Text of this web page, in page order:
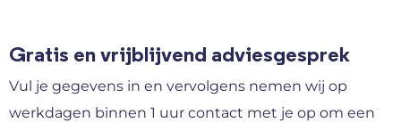
Gratis en vrijblijvend adviesgesprek
Vul je gegevens in en vervolgens nemen wij op
werkdagen binnen 1 uur contact met je op om een